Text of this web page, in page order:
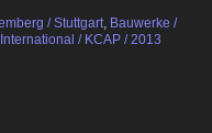
/ Stuttgart, Bauwerke /
/ KCAP / 2013